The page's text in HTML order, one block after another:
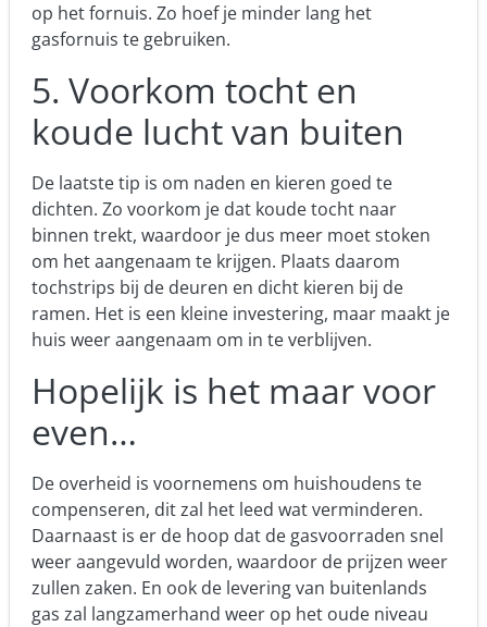
op het fornuis. Zo hoef je minder lang het
gasfornuis te gebruiken.
5. Voorkom tocht en
koude lucht van buiten
De laatste tip is om naden en kieren goed te
dichten. Zo voorkom je dat koude tocht naar
binnen trekt, waardoor je dus meer moet stoken
om het aangenaam te krijgen. Plaats daarom
tochstrips bij de deuren en dicht kieren bij de
ramen. Het is een kleine investering, maar maakt je
huis weer aangenaam om in te verblijven.
Hopelijk is het maar voor
even…
De overheid is voornemens om huishoudens te
compenseren, dit zal het leed wat verminderen.
Daarnaast is er de hoop dat de gasvoorraden snel
weer aangevuld worden, waardoor de prijzen weer
zullen zaken. En ook de levering van buitenlands
gas zal langzamerhand weer op het oude niveau